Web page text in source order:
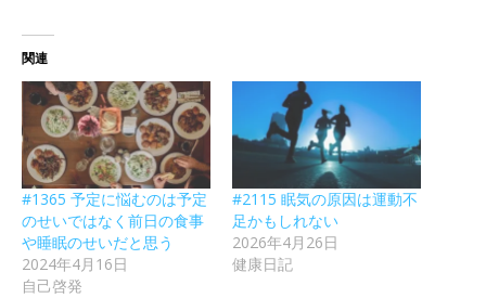
関連
#1365 予定に悩むのは予定
のせいではなく前日の食事
や睡眠のせいだと思う
2024年4月16日
自己啓発
#2115 眠気の原因は運動不
足かもしれない
2026年4月26日
健康日記